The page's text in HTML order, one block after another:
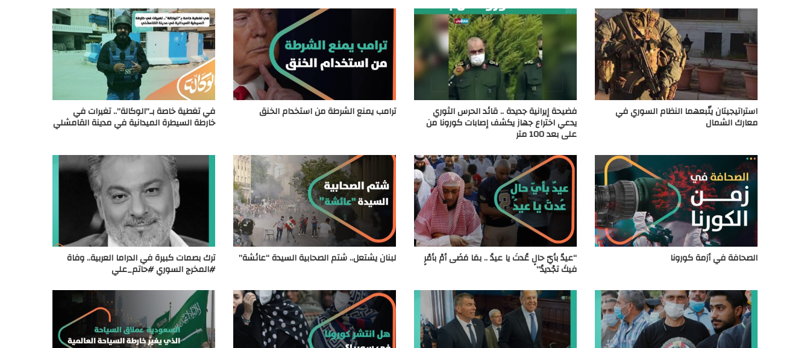
استراتيجيتان يتّبعهما النظام السوري في
معارك الشمال
فضيحة إيرانية جديدة .. قائد الحرس الثوري
يدعي اختراع جهاز يكشف إصابات كورونا من
على بعد 100 متر
ترامب يمنع الشرطة من استخدام الخنق في تغطية خاصة بـ”الوكالة”.. تغيرات في
خارطة السيطرة الميدانية في مدينة القامشلي
الصحافة في أزمة كورونا “عيدٌ بأيّ حالٍ عُدتَ يا عيدُ .. بمَا مَضَى أمْ بأمْرٍ
فيكَ تجْديدُ”
لبنان يشتعل.. شتم الصحابية السيدة “عائشة” ترك بصمات كبيرة في الدراما العربية.. وفاة
#المخرج السوري #حاتم_علي